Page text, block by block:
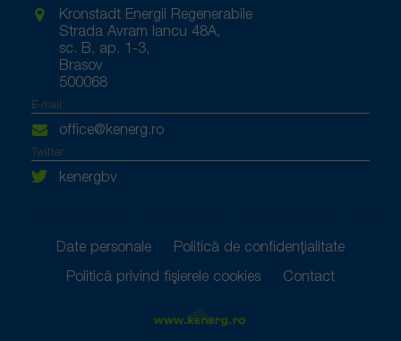
Kronstadt Energii Regenerabile
Strada Avram Iancu 48A,
sc. B, ap. 1-3,
Brasov
500068
E-mail:
office@kenerg.ro
Twitter:
kenergbv
Date personale
Politică de confidențialitate
Politică privind fișierele cookies
Contact